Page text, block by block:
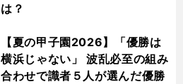
は？
【夏の甲子園2026】「優勝は
横浜じゃない」 波乱必至の組み
合わせで識者５人が選んだ優勝